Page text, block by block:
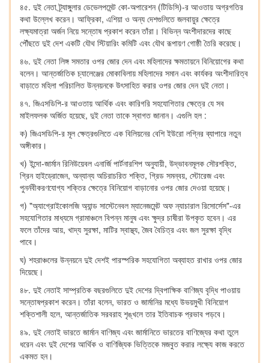
৪৫. দুই নেতা ট্র্যাঙ্গুলার ডেভেলপমেন্ট কো-অপারেশন (টিডিসি)-র আওতায় অগ্রগতির
কথা উল্লেখ করেন। আফ্রিকা, এশিয়া ও অন্য দেশগুলিতে জলবায়ুর ক্ষেত্রে
লক্ষ্যমাত্রা অর্জন নিয়ে সন্তোষ প্রকাশ করেন তাঁরা। বিভিন্ন অংশীদারদের কাছে
পৌঁছতে দুই দেশ একটি যৌথ স্টিয়ারিং কমিটি এবং যৌথ রূপায়ণ গোষ্ঠী তৈরি করেছে।
৪৬. দুই নেতা লিঙ্গ সমতার ওপর জোর দেন এবং মহিলাদের ক্ষমতায়নে বিনিয়োগের কথা
বলেন। আন্তর্জাতিক চ্যালেঞ্জের মোকাবিলায় মহিলাদের সমান এবং কার্যকর অংশীদারিত্ব
বাড়াতে মহিলা পরিচালিত উন্নয়নকে উৎসাহিত করার ওপর জোর দেন দুই নেতা।
৪৭. জিএসডিপি-র আওতায় আর্থিক এবং কারিগরি সহযোগিতার ক্ষেত্রে যে সব
মাইলফলক অর্জিত হয়েছে, দুই নেতা তাকে স্বাগত জানান। এগুলি হল :
ক) জিএসডিপি-র মূল ক্ষেত্রগুলিতে এক বিলিয়নের বেশি ইউরো লগ্নির ব্যাপারে নতুন
অঙ্গীকার।
খ) ইন্দো-জার্মান রিনিউয়েবল এনার্জি পার্টনারশিপ অনুযায়ী, উদ্ভাবনমূলক সৌরশক্তি,
গ্রিন হাইড্রোজেন, অন্যান্য অচিরাচরিত শক্তি, গ্রিড সমন্বয়, স্টোরেজ এবং
পুনর্নবীকরণযোগ্য শক্তির ক্ষেত্রে বিনিয়োগ বাড়ানোর ওপর জোর দেওয়া হয়েছে।
গ) "অ্যাগ্রোইকোলজি অ্যান্ড সাস্টেনেবল ম্যানেজমেন্ট অফ ন্যাচারাল রিসোর্সেস"-এর
সহযোগিতার মাধ্যমে গ্রামাঞ্চলে বিপন্ন মানুষ এবং ক্ষুদ্র চাষীরা উপকৃত হবেন। এর
ফলে তাঁদের আয়, খাদ্য সুরক্ষা, মাটির স্বাস্থ্য, জৈব বৈচিত্র এবং জল সুরক্ষা বৃদ্ধি
পাবে।
ঘ) শহরাঞ্চলের উন্নয়নে দুই দেশই পারস্পরিক সহযোগিতা অব্যাহত রাখার ওপর জোর
দিয়েছে।
৪৮. দুই নেতাই সাম্প্রতিক বছরগুলিতে দুই দেশের দ্বিপাক্ষিক বাণিজ্য বৃদ্ধি পাওয়ায়
সন্তোষপ্রকাশ করেন। তাঁরা বলেন, ভারত ও জার্মানির মধ্যে উভয়মুখী বিনিয়োগ
শক্তিশালী হলে, আন্তর্জাতিক সরবরাহ শৃঙ্খলে তার ইতিবাচক প্রভাব পড়বে।
৪৯. দুই নেতাই ভারতে জার্মান বাণিজ্য এবং জার্মানিতে ভারতের বাণিজ্যের কথা তুলে
ধরেন এবং দুই দেশের আর্থিক ও বাণিজ্যিক ভিত্তিকে মজবুত করার লক্ষ্যে কাজ করতে
একমত হন।